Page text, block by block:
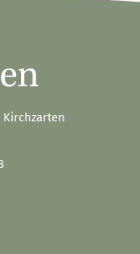
Kirchzarten